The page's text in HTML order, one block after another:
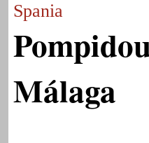
Spania
Málaga